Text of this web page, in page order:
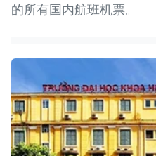
的所有国内航班机票。